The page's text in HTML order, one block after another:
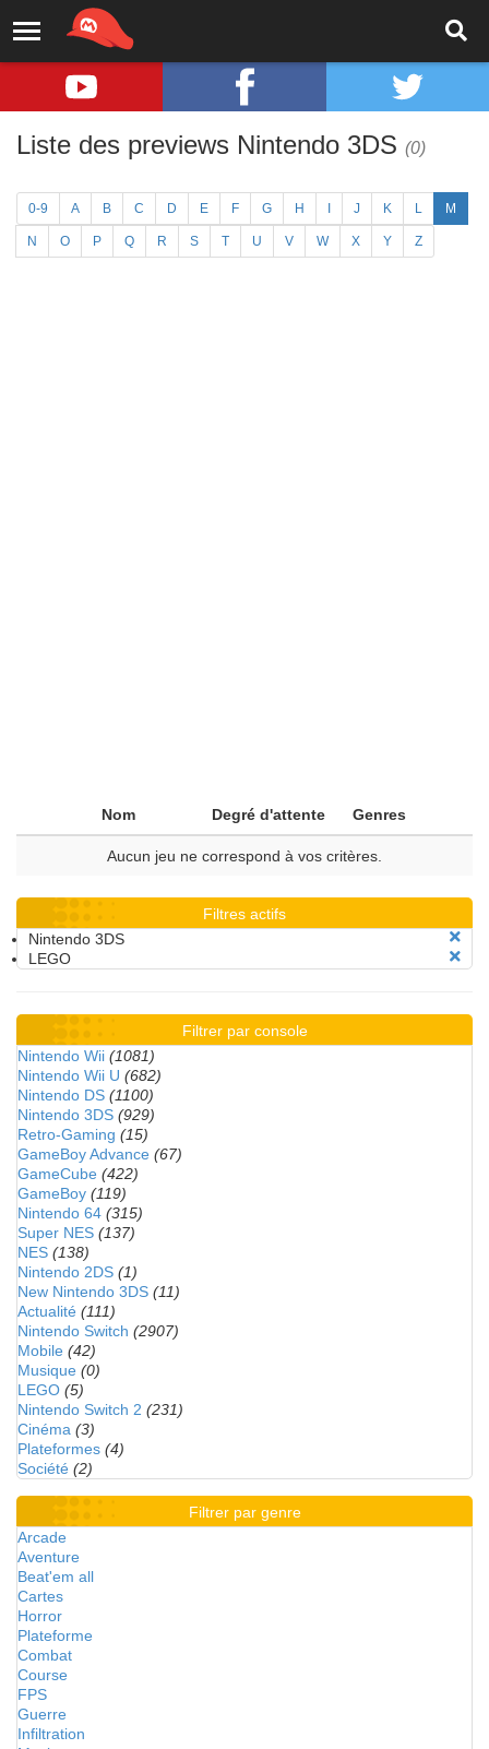
Liste des previews Nintendo 3DS (0)
0-9 A B C D E F G H J K L M
N O P Q R S T U V W X Y Z
Nom Degré d'attente Genres
Aucun jeu ne correspond à vos critères.
Filtres actifs
Nintendo 3DS
LEGO
Filtrer par console
Nintendo Wii (1081)
Nintendo Wii U (682)
Nintendo DS (1100)
Nintendo 3DS (929)
Retro-Gaming (15)
GameBoy Advance (67)
GameCube (422)
GameBoy (119)
Nintendo 64 (315)
Super NES (137)
NES (138)
Nintendo 2DS (1)
New Nintendo 3DS (11)
Actualité (111)
Nintendo Switch (2907)
Mobile (42)
Musique (0)
LEGO (5)
Nintendo Switch 2 (231)
Cinéma (3)
Plateformes (4)
Société (2)
Filtrer par genre
Arcade
Aventure
Beat'em all
Cartes
Horror
Plateforme
Combat
Course
FPS
Guerre
Infiltration